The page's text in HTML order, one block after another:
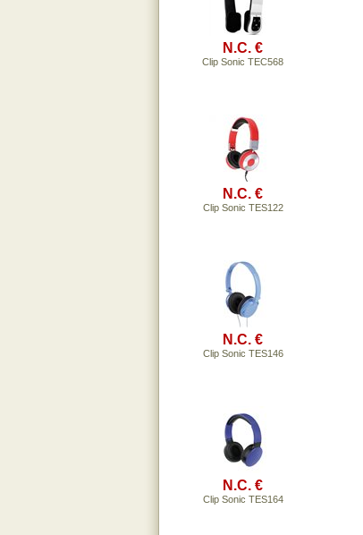
N.C. €
Clip Sonic TEC568
N.C. €
Clip Sonic TES122
N.C. €
Clip Sonic TES146
N.C. €
Clip Sonic TES164